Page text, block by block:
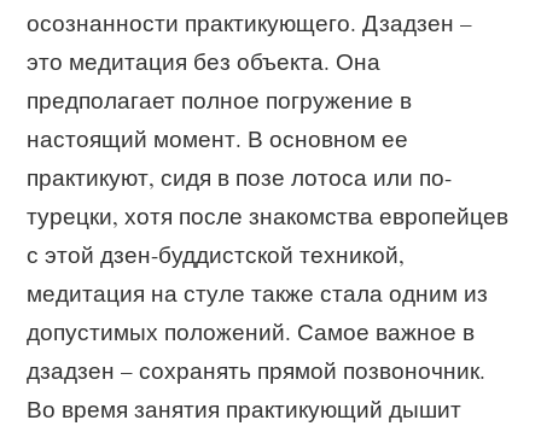
осознанности практикующего. Дзадзен –
это медитация без объекта. Она
предполагает полное погружение в
настоящий момент. В основном ее
практикуют, сидя в позе лотоса или по-
турецки, хотя после знакомства европейцев
с этой дзен-буддистской техникой,
медитация на стуле также стала одним из
допустимых положений. Самое важное в
дзадзен – сохранять прямой позвоночник.
Во время занятия практикующий дышит